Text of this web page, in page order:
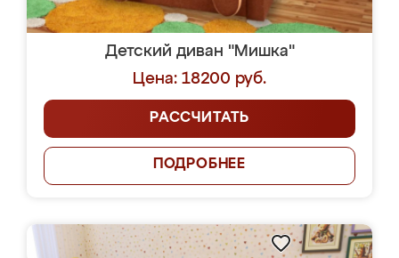
Детский диван "Мишка"
Цена: 18200 руб.
РАССЧИТАТЬ
ПОДРОБНЕЕ